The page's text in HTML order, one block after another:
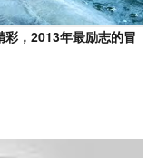
彩，2013年最励志的冒